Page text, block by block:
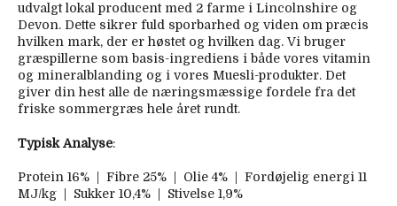
udvalgt lokal producent med 2 farme i Lincolnshire og
Devon. Dette sikrer fuld sporbarhed og viden om præcis
hvilken mark, der er høstet og hvilken dag. Vi bruger
græspillerne som basis-ingrediens i både vores vitamin
og mineralblanding og i vores Muesli-produkter. Det
giver din hest alle de næringsmæssige fordele fra det
friske sommergræs hele året rundt.
Typisk Analyse:
Protein 16% | Fibre 25% | Olie 4% | Fordøjelig energi 11
MJ/kg | Sukker 10,4% | Stivelse 1,9%